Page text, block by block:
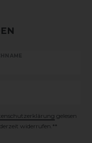
gelesen
widerrufen.**